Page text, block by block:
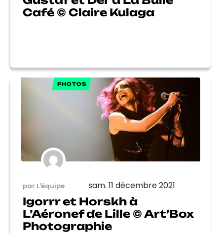
Café © Claire Kulaga
PHOTOS
par L'équipe sam. 11 décembre 2021
Igorrr et Horskh à
L’Aéronef de Lille © Art’Box
Photographie